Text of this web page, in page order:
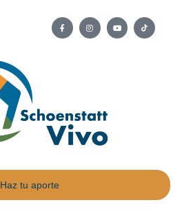
Haz tu aporte